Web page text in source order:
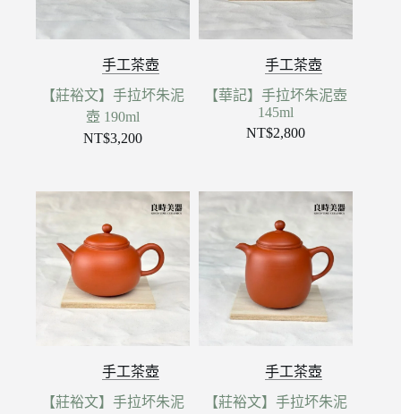
手工茶壺
【莊裕文】手拉坏朱泥
壺 190ml
NT$3,200
手工茶壺
【華記】手拉坏朱泥壺
145ml
NT$2,800
手工茶壺
【莊裕文】手拉坏朱泥
手工茶壺
【莊裕文】手拉坏朱泥